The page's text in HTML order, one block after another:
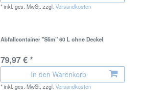
*inkl. ges. MwSt. zzgl.Versandkosten
Abfallcontainer "Slim" 60 L ohne Deckel
79,97 € *
In den Warenkorb
*inkl. ges. MwSt. zzgl.Versandkosten